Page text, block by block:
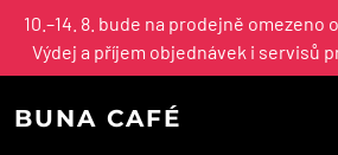
10.–14. 8. bude na prodejně omezeno
Výdej a příjem objednávek i servisů
BUNA CAFÉ